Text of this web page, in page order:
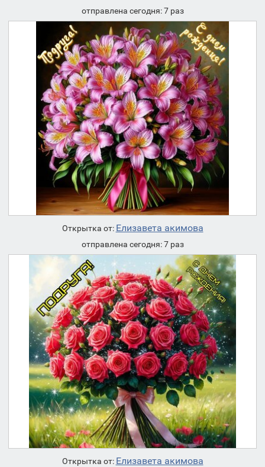
отправлена сегодня: 7 раз
Открытка от: Елизавета акимова
отправлена сегодня: 7 раз
Открытка от: Елизавета акимова